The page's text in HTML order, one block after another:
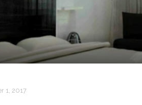
1, 2017